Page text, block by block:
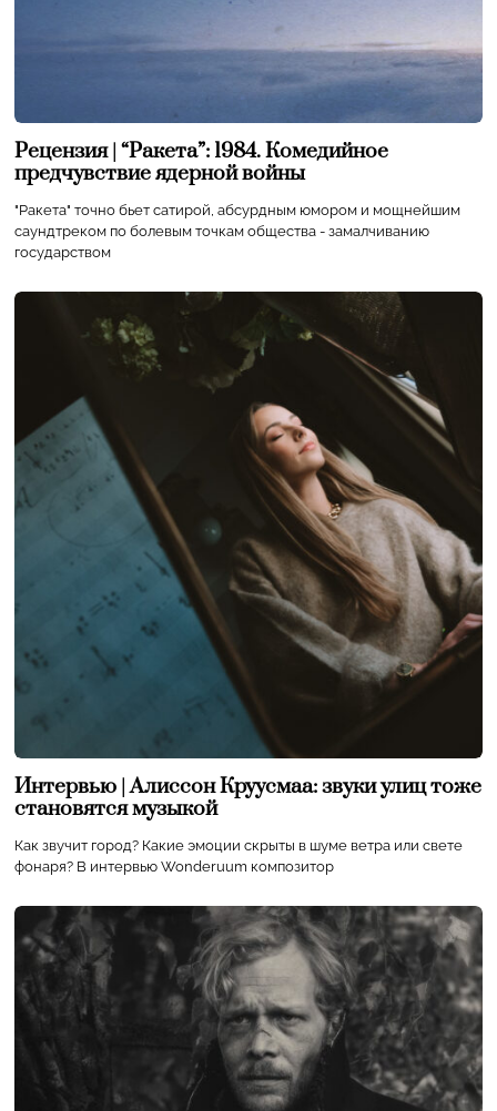
Рецензия | “Ракета”: 1984. Комедийное
предчувствие ядерной войны
"Ракета" точно бьет сатирой, абсурдным юмором и мощнейшим
саундтреком по болевым точкам общества - замалчиванию
государством
Интервью | Алиссон Круусмаа: звуки улиц тоже
становятся музыкой
Как звучит город? Какие эмоции скрыты в шуме ветра или свете
фонаря? В интервью Wonderuum композитор